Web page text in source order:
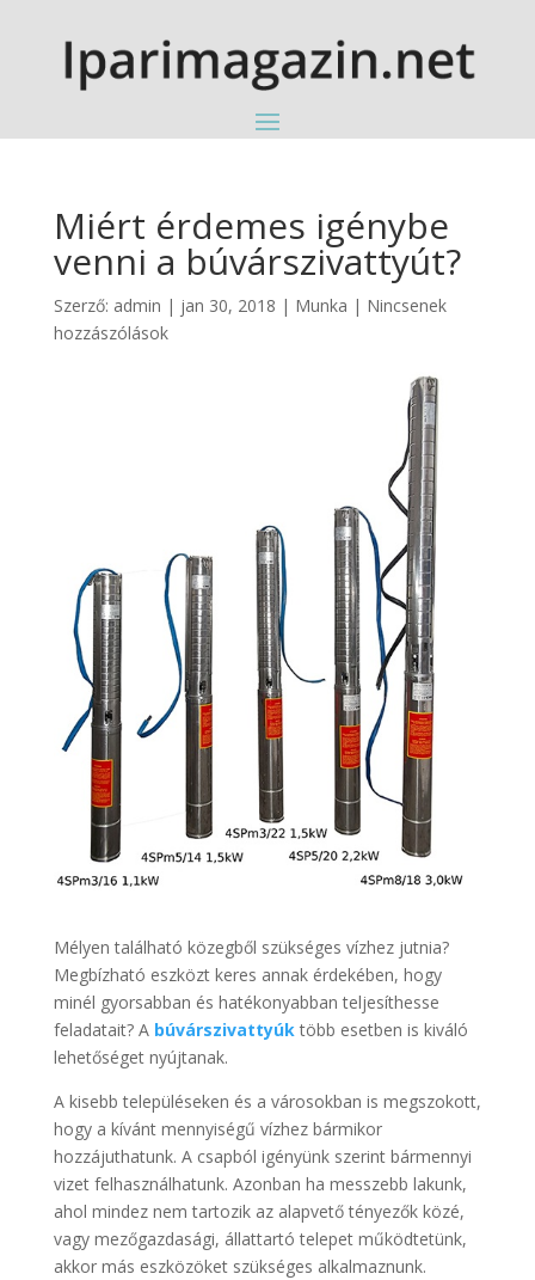
Miért érdemes igénybe
venni a búvárszivattyút?
Szerző: admin | jan 30, 2018 | Munka | Nincsenek
hozzászólások
Mélyen található közegből szükséges vízhez jutnia?
Megbízható eszközt keres annak érdekében, hogy
minél gyorsabban és hatékonyabban teljesíthesse
feladatait? A búvárszivattyúktöbb esetben is kiváló
lehetőséget nyújtanak.
A kisebb településeken és a városokban is megszokott,
hogy a kívánt mennyiségű vízhez bármikor
hozzájuthatunk. A csapból igényünk szerint bármennyi
vizet felhasználhatunk. Azonban ha messzebb lakunk,
ahol mindez nem tartozik az alapvető tényezők közé,
vagy mezőgazdasági, állattartó telepet működtetünk,
akkor más eszközöket szükséges alkalmaznunk.